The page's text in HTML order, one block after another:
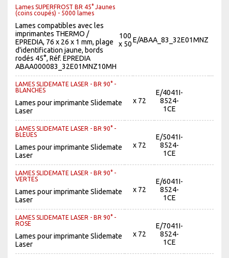
Lames SUPERFROST BR 45° Jaunes
(coins coupés) - 5000 lames
Lames compatibles avec les
imprimantes THERMO /
EPREDIA, 76 x 26 x 1 mm, plage
d'identification jaune, bords
rodés 45°, Réf. EPREDIA
ABAA000083_32E01MNZ10MH
100
x 50E/ABAA_83_32E01MNZ
LAMES SLIDEMATE LASER - BR 90° -
BLANCHES
Lames pour imprimante Slidemate
Laser
x 72
E/4041I-
8524-
1CE
LAMES SLIDEMATE LASER - BR 90° -
BLEUES
Lames pour imprimante Slidemate
Laser
x 72
E/5041I-
8524-
1CE
LAMES SLIDEMATE LASER - BR 90° -
VERTES
Lames pour imprimante Slidemate
Laser
x 72
E/6041I-
8524-
1CE
LAMES SLIDEMATE LASER - BR 90° -
ROSE
Lames pour imprimante Slidemate
Laser
x 72
E/7041I-
8524-
1CE